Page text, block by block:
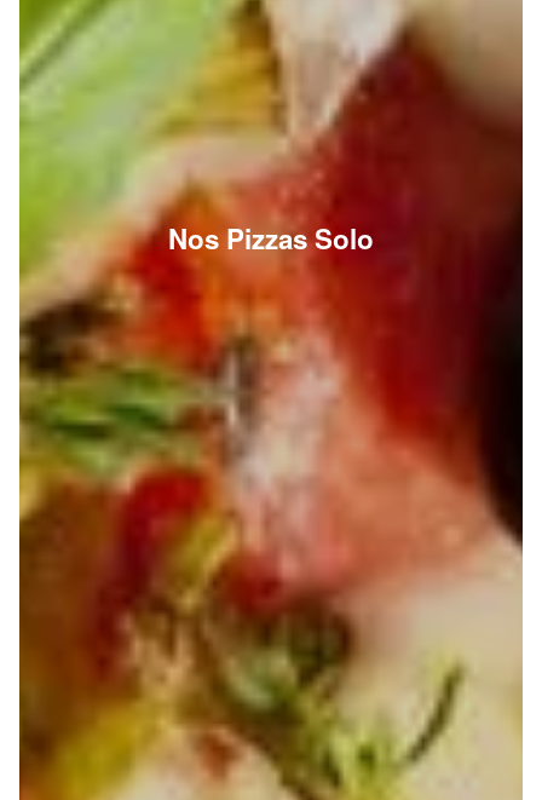
Nos Pizzas Solo